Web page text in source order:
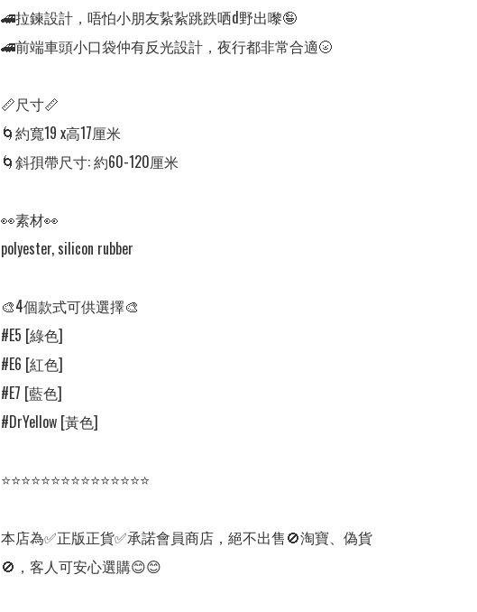
🚄拉鍊設計，唔怕小朋友紥紥跳跌哂d野出嚟🤪
🚄前端車頭小口袋仲有反光設計，夜行都非常合適🌝
📏尺寸📏
🌀約寬19 x高17厘米
🌀斜孭帶尺寸: 約60-120厘米
👀素材👀
polyester, silicon rubber
🎨4個款式可供選擇🎨
#E5 [綠色]
#E6 [紅色]
#E7 [藍色]
#DrYellow [黃色]
⭐⭐⭐⭐⭐⭐⭐⭐⭐⭐⭐⭐⭐⭐⭐
本店為✅正版正貨✅承諾會員商店，絕不出售🚫淘寶、偽貨
🚫，客人可安心選購😊😊